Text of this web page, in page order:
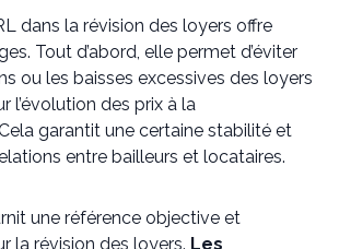
dans la révision des loyers offre
Tout d’abord, elle permet d’éviter
ou les baisses excessives des loyers
l’évolution des prix à la
garantit une certaine stabilité et
entre bailleurs et locataires.
une référence objective et
la révision des loyers. Les